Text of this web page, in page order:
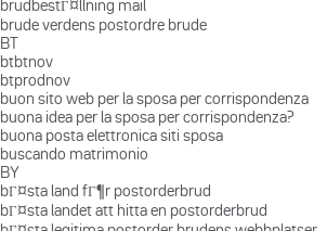
brudbestГ¤llning mail
brude verdens postordre brude
BT
btbtnov
btprodnov
buon sito web per la sposa per corrispondenza
buona idea per la sposa per corrispondenza?
buona posta elettronica siti sposa
buscando matrimonio
BY
bГ¤sta land fГ¶r postorderbrud
bГ¤sta landet att hitta en postorderbrud